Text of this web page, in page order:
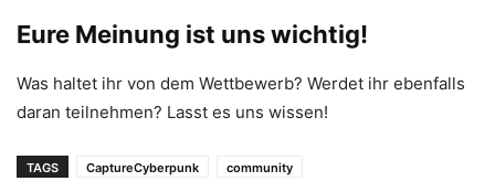
Eure Meinung ist uns wichtig!
Was haltet ihr von dem Wettbewerb? Werdet ihr ebenfalls
daran teilnehmen? Lasst es uns wissen!
TAGS CaptureCyberpunk
community